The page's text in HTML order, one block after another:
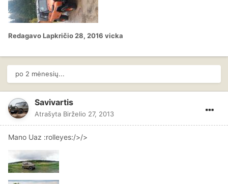
RedagavoLapkričio 28, 2016 vicka
po 2 mėnesių...
Savivartis
Atrašyta Birželio 27, 2013
Mano Uaz :rolleyes:/>/>